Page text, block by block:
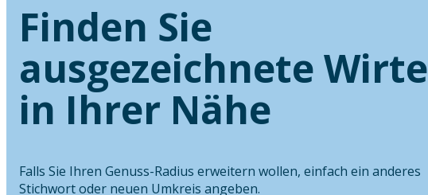
Finden Sie
ausgezeichnete Wirte
in Ihrer Nähe
Falls Sie Ihren Genuss-Radius erweitern wollen, einfach ein anderes
Stichwort oder neuen Umkreis angeben.